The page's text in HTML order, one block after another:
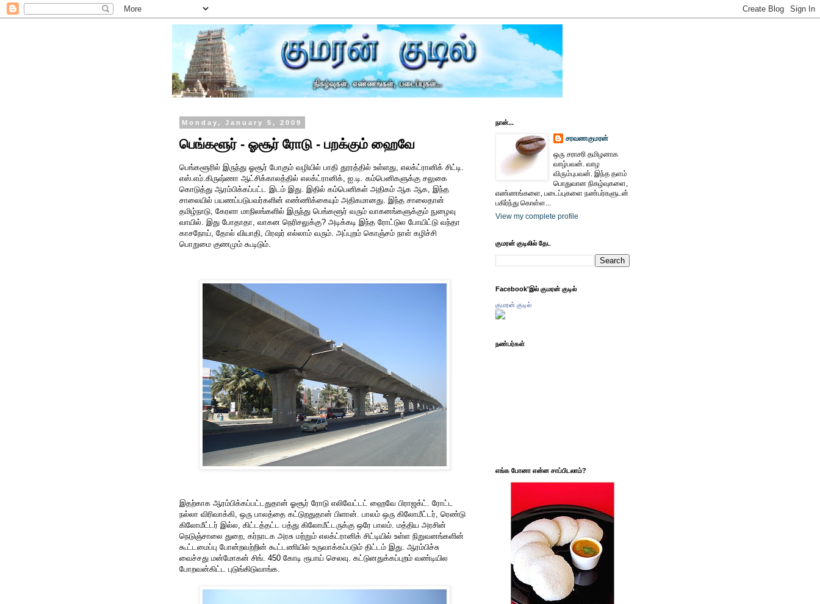
Monday, January 5, 2009
பெங்களூர் - ஓசூர் ரோடு - பறக்கும் ஹைவே
பெங்களூரில் இருந்து ஓசூர் போகும் வழியில் பாதி தூரத்தில் உள்ளது, எலக்ட்ரானிக் சிட்டி.
எஸ்.எம்.கிருஷ்ணா ஆட்சிக்காலத்தில் எலக்ட்ரானிக், ஐ.டி. கம்பெனிகளுக்கு சலுகை
கொடுத்து ஆரம்பிக்கப்பட்ட இடம் இது. இதில் கம்பெனிகள் அதிகம் ஆக ஆக, இந்த
சாலையில் பயணப்படுபவர்களின் எண்ணிக்கையும் அதிகமானது. இந்த சாலைதான்
தமிழ்நாடு, கேரளா மாநிலங்களில் இருந்து பெங்களூர் வரும் வாகனங்களுக்கும் நுழைவு
வாயில். இது போதாதா, வாகன நெரிசலுக்கு? அடிக்கடி இந்த ரோட்டுல போயிட்டு வந்தா
காசநோய், தோல் வியாதி, பிரஷர் எல்லாம் வரும். அப்புறம் கொஞ்சம் நாள் கழிச்சி
பொறுமை குணமும் கூடிடும்.
இதற்காக ஆரம்பிக்கப்பட்டதுதான் ஓசூர் ரோடு எலிவேட்டட் ஹைவே பிராஜக்ட். ரோட்ட
நல்லா விரிவாக்கி, ஒரு பாலத்தை கட்டுறதுதான் பிளான். பாலம் ஒரு கிலோமீட்டர், ரெண்டு
கிலோமீட்டர் இல்ல, கிட்டத்தட்ட பத்து கிலோமீட்டருக்கு ஒரே பாலம். மத்திய அரசின்
நெடுஞ்சாலை துறை, கர்நாடக அரசு மற்றும் எலக்ட்ரானிக் சிட்டியில் உள்ள நிறுவனங்களின்
கூட்டமைப்பு போன்றவற்றின் கூட்டணியில் உருவாக்கப்படும் திட்டம் இது. ஆரம்பிச்சு
வைச்சது மன்மோகன் சிங். 450 கோடி ரூபாய் செலவு. கட்டுனதுக்கப்புறம் வண்டியில
போறவன்கிட்ட புடுங்கிடுவாங்க.
நான்...
சரவணகுமரன்
ஒரு சராசரி தமிழனாக
வாழ்பவன். வாழ
விரும்புபவன். இந்த தளம்
பொதுவான நிகழ்வுகளை,
எண்ணங்களை, படைப்புகளை நண்பர்களுடன்
பகிர்ந்து கொள்ள...
View my complete profile
குமரன் குடிலில் தேட
Facebook'இல் குமரன் குடில்
குமரன் குடில்
நண்பர்கள்
எங்க போனா என்ன சாப்பிடலாம்?